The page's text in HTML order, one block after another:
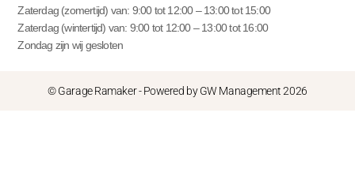
Zaterdag (zomertijd) van: 9:00 tot 12:00 – 13:00 tot 15:00
Zaterdag (wintertijd) van: 9:00 tot 12:00 – 13:00 tot 16:00
Zondag zijn wij gesloten
© Garage Ramaker - Powered by GW Management 2026